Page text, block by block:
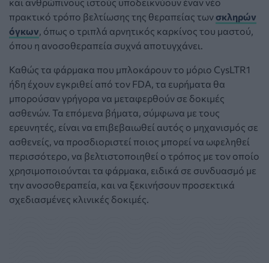
πρακτικό τρόπο βελτίωσης της θεραπείας τωνσκληρών
όγκων , όπως ο τριπλά αρνητικός καρκίνος του μαστού,
όπου η ανοσοθεραπεία συχνά αποτυγχάνει.
Καθώς τα φάρμακα που μπλοκάρουν το μόριο CysLTR1
ήδη έχουν εγκριθεί από τον FDA, τα ευρήματα θα
μπορούσαν γρήγορα να μεταφερθούν σε δοκιμές
ασθενών. Τα επόμενα βήματα, σύμφωνα με τους
ερευνητές, είναι να επιβεβαιωθεί αυτός ο μηχανισμός σε
ασθενείς, να προσδιοριστεί ποιος μπορεί να ωφεληθεί
περισσότερο, να βελτιστοποιηθεί ο τρόπος με τον οποίο
χρησιμοποιούνται τα φάρμακα, ειδικά σε συνδυασμό με
την ανοσοθεραπεία, και να ξεκινήσουν προσεκτικά
σχεδιασμένες κλινικές δοκιμές.